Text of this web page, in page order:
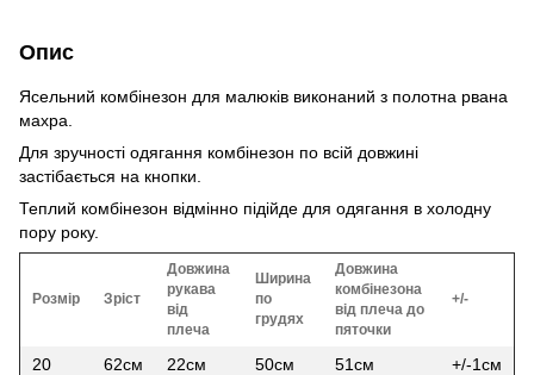
Опис
Ясельний комбінезон для малюків виконаний з полотна рвана
махра.
Для зручності одягання комбінезон по всій довжині
застібається на кнопки.
Теплий комбінезон відмінно підійде для одягання в холодну
пору року.
Розмір Зріст
Довжина
рукава
від
плеча
Ширина
по
грудях
Довжина
комбінезона
від плеча до
пяточки
+/-
20 62см 22см 50см 51см
+/-1см